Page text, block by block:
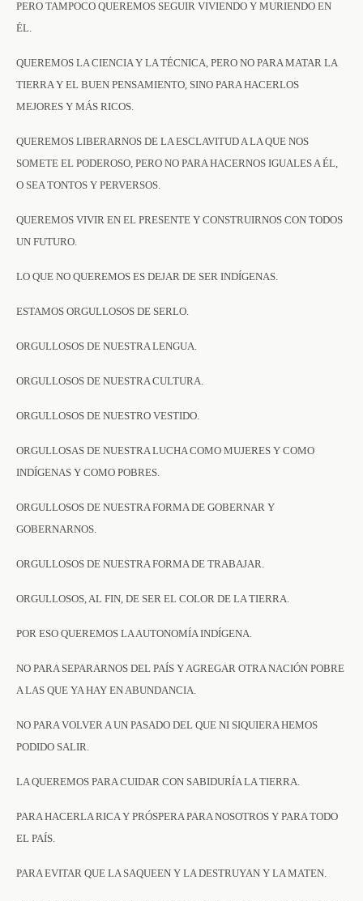
PERO TAMPOCO QUEREMOS SEGUIR VIVIENDO Y MURIENDO EN
ÉL.
QUEREMOS LA CIENCIA Y LA TÉCNICA, PERO NO PARA MATAR LA
TIERRA Y EL BUEN PENSAMIENTO, SINO PARA HACERLOS
MEJORES Y MÁS RICOS.
QUEREMOS LIBERARNOS DE LA ESCLAVITUD A LA QUE NOS
SOMETE EL PODEROSO, PERO NO PARA HACERNOS IGUALES A ÉL,
O SEA TONTOS Y PERVERSOS.
QUEREMOS VIVIR EN EL PRESENTE Y CONSTRUIRNOS CON TODOS
UN FUTURO.
LO QUE NO QUEREMOS ES DEJAR DE SER INDÍGENAS.
ESTAMOS ORGULLOSOS DE SERLO.
ORGULLOSOS DE NUESTRA LENGUA.
ORGULLOSOS DE NUESTRA CULTURA.
ORGULLOSOS DE NUESTRO VESTIDO.
ORGULLOSAS DE NUESTRA LUCHA COMO MUJERES Y COMO
INDÍGENAS Y COMO POBRES.
ORGULLOSOS DE NUESTRA FORMA DE GOBERNAR Y
GOBERNARNOS.
ORGULLOSOS DE NUESTRA FORMA DE TRABAJAR.
ORGULLOSOS, AL FIN, DE SER EL COLOR DE LA TIERRA.
POR ESO QUEREMOS LA AUTONOMÍA INDÍGENA.
NO PARA SEPARARNOS DEL PAÍS Y AGREGAR OTRA NACIÓN POBRE
A LAS QUE YA HAY EN ABUNDANCIA.
NO PARA VOLVER A UN PASADO DEL QUE NI SIQUIERA HEMOS
PODIDO SALIR.
LA QUEREMOS PARA CUIDAR CON SABIDURÍA LA TIERRA.
PARA HACERLA RICA Y PRÓSPERA PARA NOSOTROS Y PARA TODO
EL PAÍS.
PARA EVITAR QUE LA SAQUEEN Y LA DESTRUYAN Y LA MATEN.